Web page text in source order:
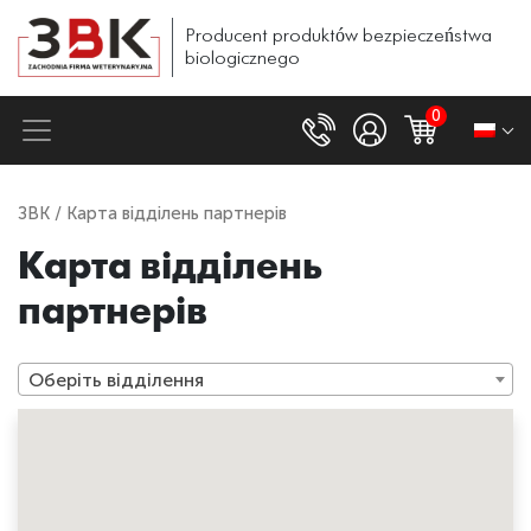
Producent produktów bezpieczeństwa
biologicznego
0
ЗВК / Карта відділень партнерів
Карта відділень
партнерів
Оберіть відділення